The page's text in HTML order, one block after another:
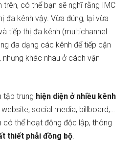
trên, có thể bạn sẽ nghĩ rằng IMC
đa kênh vậy. Vừa đúng, lại vừa
tiếp thị đa kênh (multichannel
đa dạng các kênh để tiếp cận
khác nhau ở cách vận
tập trung hiện diện ở nhiều kênh
website, social media, billboard,…
có thể hoạt động độc lập, thông
thiết phải đồng bộ.